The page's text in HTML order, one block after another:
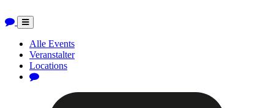
Toggle
navigation
Alle Events
Veranstalter
Locations